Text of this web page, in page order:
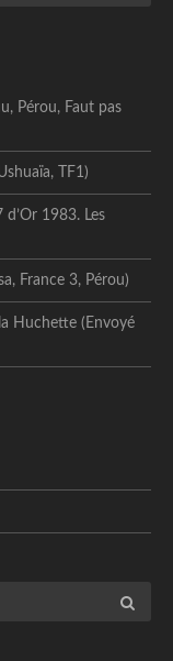
Pérou, Faut pas
TF1)
d’Or 1983. Les
France 3, Pérou)
Huchette (Envoyé